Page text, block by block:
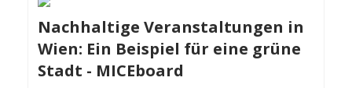
Nachhaltige Veranstaltungen in
Wien: Ein Beispiel für eine grüne
Stadt - MICEboard